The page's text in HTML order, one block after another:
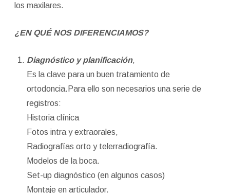
los maxilares.
¿EN QUÉ NOS DIFERENCIAMOS?
Diagnóstico y planificación,
Es la clave para un buen tratamiento de
ortodoncia.Para ello son necesarios una serie de
registros:
Historia clínica
Fotos intra y extraorales,
Radiografías orto y telerradiografía.
Modelos de la boca.
Set-up diagnóstico (en algunos casos)
Montaje en articulador.